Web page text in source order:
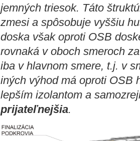
jemných triesok. Táto
zmesi a spôsobuje vyššiu
doska však oproti OSB
rovnaká v oboch smeroch
iba v hlavnom smere, t.j. v
iných výhod má oproti OSB
lepším izolantom a
prijateľnejšia.